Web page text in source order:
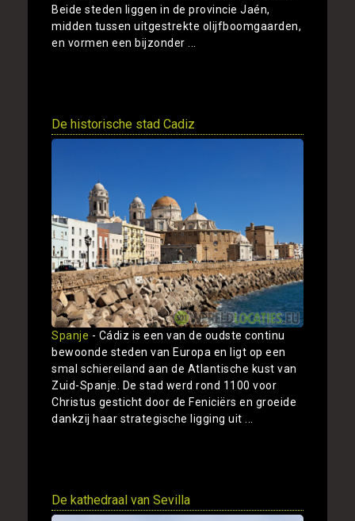
Beide steden liggen in de provincie Jaén,
midden tussen uitgestrekte olijfboomgaarden,
en vormen een bijzonder ...
De historische stad Cadiz
Spanje - Cádiz is een van de oudste continu
bewoonde steden van Europa en ligt op een
smal schiereiland aan de Atlantische kust van
Zuid-Spanje. De stad werd rond 1100 voor
Christus gesticht door de Feniciërs en groeide
dankzij haar strategische ligging uit ...
De kathedraal van Sevilla